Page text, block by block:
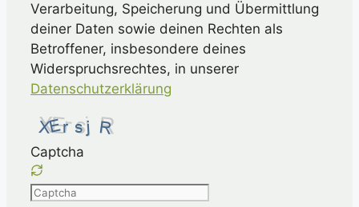
Verarbeitung, Speicherung und Übermittlung
deiner Daten sowie deinen Rechten als
Betroffener, insbesondere deines
Widerspruchsrechtes, in unserer
Datenschutzerklärung
Captcha
Please